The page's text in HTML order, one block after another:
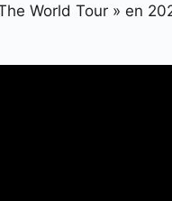
World Tour » en